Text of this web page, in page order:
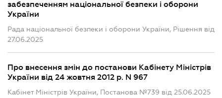
забезпеченням національної безпеки і оборони
України
Рада національної безпеки і оборони України, Рішення від
27.06.2025
Про внесення змін до постанови Кабінету Міністрів
України від 24 жовтня 2012 р. N 967
Кабінет Міністрів України, Постанова №739 від 25.06.2025